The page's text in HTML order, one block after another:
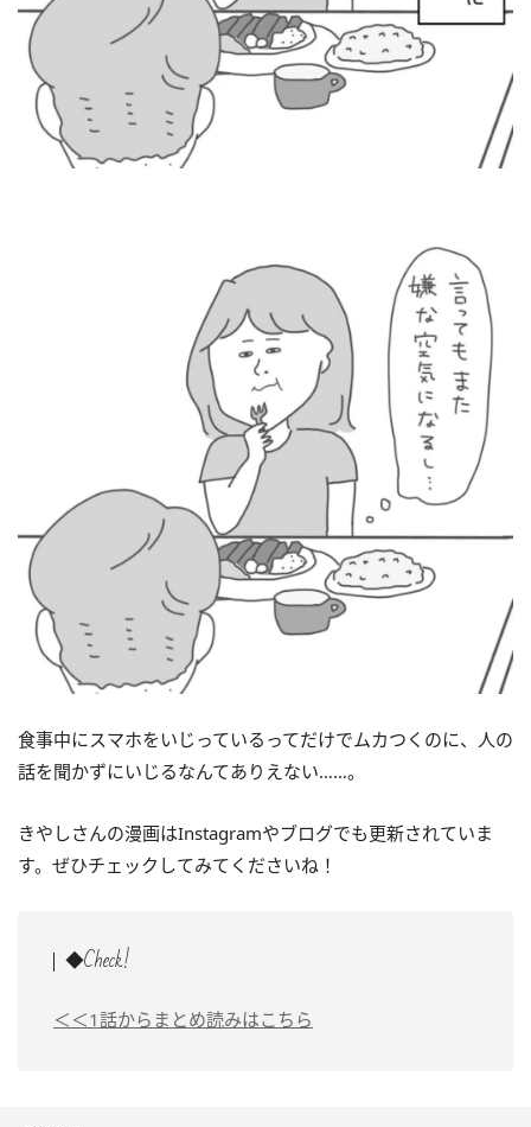
食事中にスマホをいじっているってだけでムカつくのに、人の
話を聞かずにいじるなんてありえない……。
きやしさんの漫画はInstagramやブログでも更新されていま
す。ぜひチェックしてみてくださいね！
◆Check!
＜＜1話からまとめ読みはこちら